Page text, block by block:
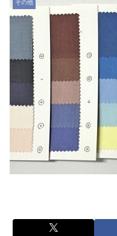
その他